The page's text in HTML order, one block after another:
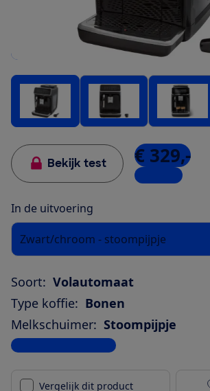
Bekijk test € 329,-
5 winkels
In de uitvoering
Zwart/chroom - stoompijpje
Soort: Volautomaat
Type koffie: Bonen
Melkschuimer: Stoompijpje
Bekijk alle specificaties
Vergelijk dit product